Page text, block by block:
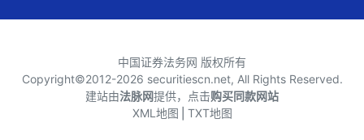
中国证券法务网 版权所有
Copyright©2012-2026 securitiescn.net, All Rights Reserved.
建站由法脉网提供，点击购买同款网站
XML地图 TXT地图